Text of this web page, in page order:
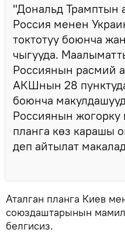
"Дональд Трамптын
Россия менен
токтотуу боюнча
чыгууда.
Россиянын расмий
АКШнын 28
боюнча
Россиянын
планга көз карашы
деп айтылат
Аталган планга Киев
союздаштарынын
белгисиз.